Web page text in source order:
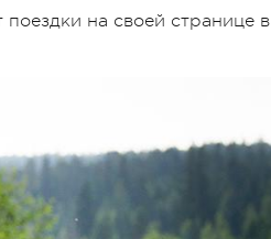
на своей странице в